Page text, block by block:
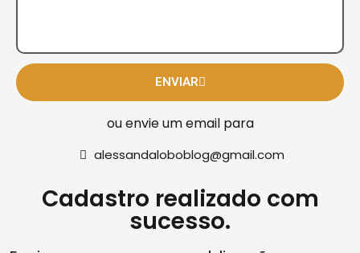
ENVIAR
ou envie um email para
alessandaloboblog@gmail.com
Cadastro realizado com
sucesso.